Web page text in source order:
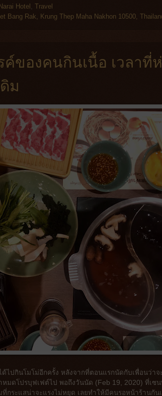
Narai Hotel
Travel
Bang Rak, Krung Thep Maha Nakhon 10500,
รค์ของคนกินเนื้อ เวลาที่
ม
ปกินโมโม่อีกครั้ง หลังจากที่ตอนแรกนัดกับเพื่อนว่าจ
ดโปรบุฟเฟต์ไป พอถึงวันนัด (Feb 19, 2020) ที่เซน
ระแสน่าจะแรงไม่หยุด เลยทำให้มีคนรอหน้าร้านกัน